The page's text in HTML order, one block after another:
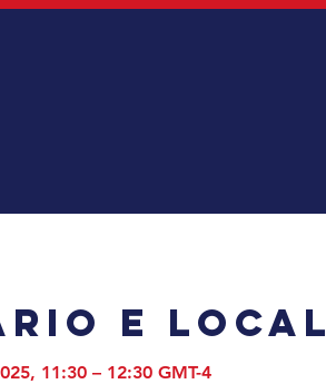
e local
11:30 – 12:30 GMT-4